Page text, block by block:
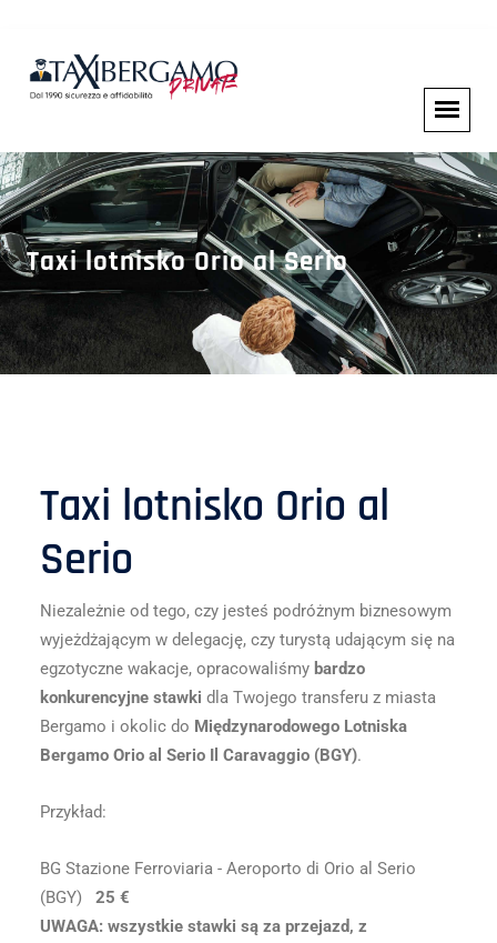
Taxi lotnisko Orio al Serio
Taxi lotnisko Orio al
Serio
Niezależnie od tego, czy jesteś podróżnym biznesowym
wyjeżdżającym w delegację, czy turystą udającym się na
egzotyczne wakacje, opracowaliśmy bardzo
konkurencyjne stawki dla Twojego transferu z miasta
Bergamo i okolic do Międzynarodowego Lotniska
Bergamo Orio al Serio Il Caravaggio (BGY).
Przykład:
BG Stazione Ferroviaria - Aeroporto di Orio al Serio
(BGY) 25 €
UWAGA: wszystkie stawki są za przejazd, z